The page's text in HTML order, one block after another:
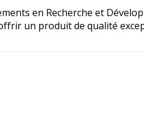
en Recherche et
un produit de qualité